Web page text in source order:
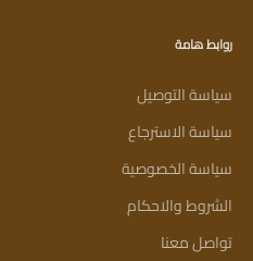
روابط هامة
سياسة التوصيل
سياسة الاسترجاع
سياسة الخصوصية
الشروط والاحكام
تواصل معنا